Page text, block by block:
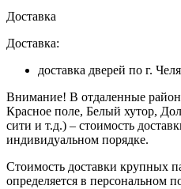
Доставка
Доставка:
доставка дверей по г.
Внимание! В отдаленные
Красное поле, Белый хутор,
сити и т.д.) – стоимость
индивидуальном порядке.
Стоимость доставки крупных
определяется в персональном